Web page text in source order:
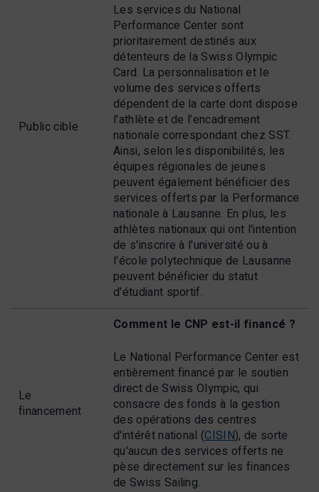
Public cible
Les services du National
Performance Center sont
prioritairement destinés aux
détenteurs de la Swiss Olympic
Card. La personnalisation et le
volume des services offerts
dépendent de la carte dont dispose
l'athlète et de l’encadrement
nationale correspondant chez SST.
Ainsi, selon les disponibilités, les
équipes régionales de jeunes
peuvent également bénéficier des
services offerts par la Performance
nationale à Lausanne. En plus, les
athlètes nationaux qui ont l'intention
de s'inscrire à l'université ou à
l'école polytechnique de Lausanne
peuvent bénéficier du statut
d'étudiant sportif.
Le
financement
Comment le CNP est-il financé ?
Le National Performance Center est
entièrement financé par le soutien
direct de Swiss Olympic, qui
consacre des fonds à la gestion
des opérations des centres
d'intérêt national (CISIN), de sorte
qu'aucun des services offerts ne
pèse directement sur les finances
de Swiss Sailing.